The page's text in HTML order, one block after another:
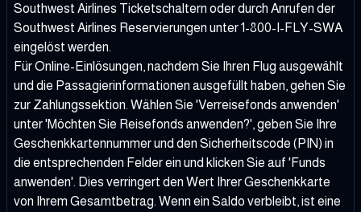
Southwest Airlines Ticketschaltern oder durch Anrufen der
Southwest Airlines Reservierungen unter 1-800-I-FLY-SWA
eingelöst werden.
Für Online-Einlösungen, nachdem Sie Ihren Flug ausgewählt
und die Passagierinformationen ausgefüllt haben, gehen Sie
zur Zahlungssektion. Wählen Sie 'Verreisefonds anwenden'
unter 'Möchten Sie Reisefonds anwenden?', geben Sie Ihre
Geschenkkartennummer und den Sicherheitscode (PIN) in
die entsprechenden Felder ein und klicken Sie auf 'Funds
anwenden'. Dies verringert den Wert Ihrer Geschenkkarte
von Ihrem Gesamtbetrag. Wenn ein Saldo verbleibt, ist eine